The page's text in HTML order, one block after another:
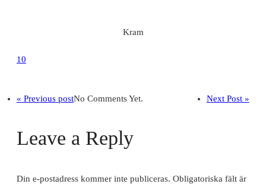
Kram
10
« Previous post Next Post »
No Comments Yet.
Leave a Reply
Din e-postadress kommer inte publiceras. Obligatoriska fält är